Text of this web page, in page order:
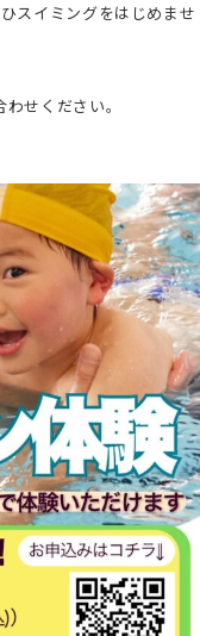
スイミングをはじめませ
せください。